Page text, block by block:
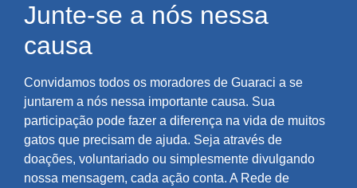
Junte-se a nós nessa
causa
Convidamos todos os moradores de Guaraci a se
juntarem a nós nessa importante causa. Sua
participação pode fazer a diferença na vida de muitos
gatos que precisam de ajuda. Seja através de
doações, voluntariado ou simplesmente divulgando
nossa mensagem, cada ação conta. A Rede de